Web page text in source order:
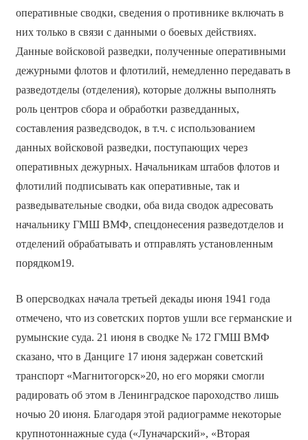
оперативные сводки, сведения о противнике включать в
них только в связи с данными о боевых действиях.
Данные войсковой разведки, полученные оперативными
дежурными флотов и флотилий, немедленно передавать в
разведотделы (отделения), которые должны выполнять
роль центров сбора и обработки разведданных,
составления разведсводок, в т.ч. с использованием
данных войсковой разведки, поступающих через
оперативных дежурных. Начальникам штабов флотов и
флотилий подписывать как оперативные, так и
разведывательные сводки, оба вида сводок адресовать
начальнику ГМШ ВМФ, спецдонесения разведотделов и
отделений обрабатывать и отправлять установленным
порядком19.
В оперсводках начала третьей декады июня 1941 года
отмечено, что из советских портов ушли все германские и
румынские суда. 21 июня в сводке № 172 ГМШ ВМФ
сказано, что в Данциге 17 июня задержан советский
транспорт «Магнитогорск»20, но его моряки смогли
радировать об этом в Ленинградское пароходство лишь
ночью 20 июня. Благодаря этой радиограмме некоторые
крупнотоннажные суда («Луначарский», «Вторая